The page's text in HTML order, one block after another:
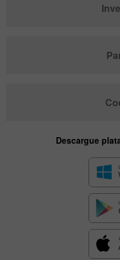
Descargue